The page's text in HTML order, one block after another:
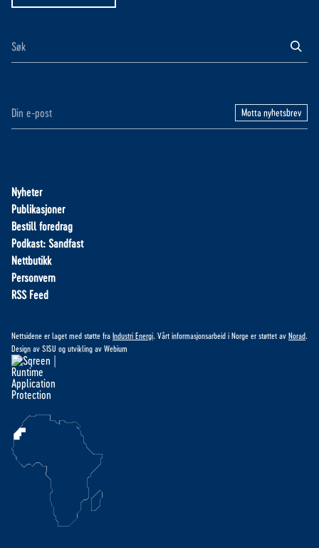
Motta nyhetsbrev
Nyheter
Publikasjoner
Bestill foredrag
Podkast: Sandfast
Nettbutikk
Personvern
RSS Feed
Nettsidene er laget med støtte fra Industri Energi. Vårt informasjonsarbeid i Norge er støttet av Norad.
Design av SISU og utvikling av Webium